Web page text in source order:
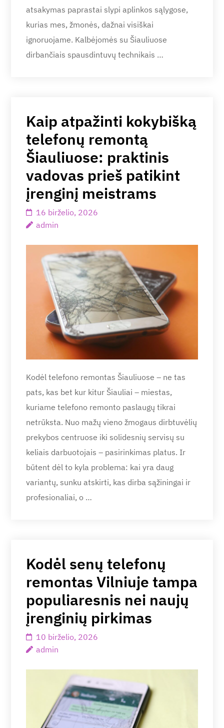
atsakymas paprastai slypi aplinkos sąlygose,
kurias mes, žmonės, dažnai visiškai
ignoruojame. Kalbėjomės su Šiauliuose
dirbančiais spausdintuvų technikais …
Kaip atpažinti kokybišką
telefonų remontą
Šiauliuose: praktinis
vadovas prieš patikint
įrenginį meistrams
16 birželio, 2026
admin
Kodėl telefono remontas Šiauliuose – ne tas
pats, kas bet kur kitur Šiauliai – miestas,
kuriame telefono remonto paslaugų tikrai
netrūksta. Nuo mažų vieno žmogaus dirbtuvėlių
prekybos centruose iki solidesnių servisų su
keliais darbuotojais – pasirinkimas platus. Ir
būtent dėl to kyla problema: kai yra daug
variantų, sunku atskirti, kas dirba sąžiningai ir
profesionaliai, o …
Kodėl senų telefonų
remontas Vilniuje tampa
populiaresnis nei naujų
įrenginių pirkimas
10 birželio, 2026
admin